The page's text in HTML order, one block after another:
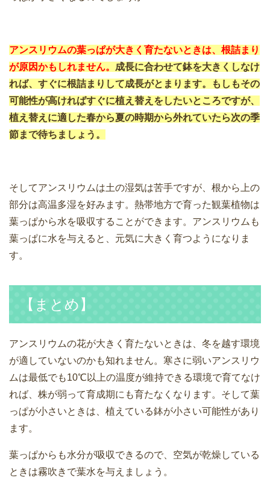
アンスリウムの葉っぱが大きく育たないときは、根詰まり
が原因かもしれません。 成長に合わせて鉢を大きくしなけ
れば、すぐに根詰まりして成長がとまります。もしもその
可能性が高ければすぐに植え替えをしたいところですが、
植え替えに適した春から夏の時期から外れていたら次の季
節まで待ちましょう。
そしてアンスリウムは土の湿気は苦手ですが、根から上の
部分は高温多湿を好みます。熱帯地方で育った観葉植物は
葉っぱから水を吸収することができます。アンスリウムも
葉っぱに水を与えると、元気に大きく育つようになりま
す。
【まとめ】
アンスリウムの花が大きく育たないときは、冬を越す環境
が適していないのかも知れません。寒さに弱いアンスリウ
ムは最低でも10℃以上の温度が維持できる環境で育てなけ
れば、株が弱って育成期にも育たなくなります。そして葉
っぱが小さいときは、植えている鉢が小さい可能性があり
ます。
葉っぱからも水分が吸収できるので、空気が乾燥している
ときは霧吹きで葉水を与えましょう。